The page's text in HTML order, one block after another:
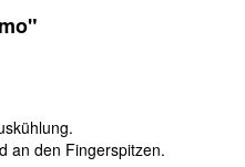
an den Fingerspitzen.